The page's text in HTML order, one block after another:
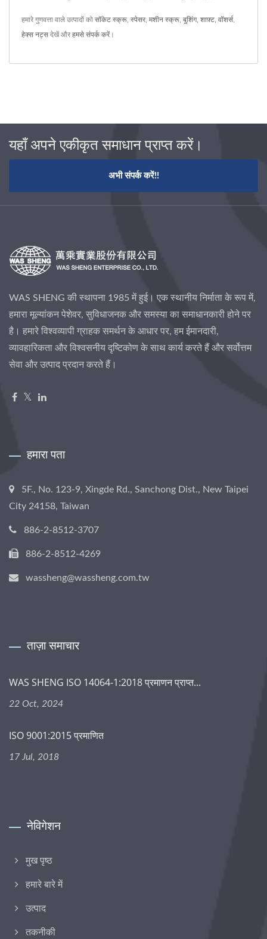
हमारे गुणवत्ता वाले उत्पादों को सॉकेट स्क्रू स्पेसर, मशीन स्क्रू बुशिंग, शाफ़्ट वॉशर्स
हेक्स नट्स देखें औरहमसे संपर्क करें।
यहाँ अपने एकीकृत समाधान प्राप्त करें।
अभी संपर्क करें!!
WAS SHENG की स्थापना 1985 में हुई। एक स्थानीय निर्माता के रूप में,
हमारा मूल्यांकन पेशेवर, सुविधाजनक और समस्या का समाधानकारी होने पर
है। हमारे विश्वव्यापी ग्राहक समर्थन के आधार पर, हम ईमानदारी,
व्यावहारिकता और विश्वसनीय दृष्टिकोण के साथ कार्य करते हैं और सर्वोत्तम
सेवा और उत्पाद प्रदान करते हैं।
हमारा पता
5F., No. 123-9, Xingde Rd., Sanchong Dist., New Taipei
City 24158, Taiwan
886-2-8512-3707
886-2-8512-4269
wassheng@wassheng.com.tw
ताज़ा समाचार
WAS SHENG ISO 14064-1:2018 प्रमाणन प्राप्त...
22 Oct, 2024
ISO 9001:2015 प्रमाणित
17 Jul, 2018
नेविगेशन
मुख पृष्ठ
हमारे बारे में
उत्पाद
तकनीकी